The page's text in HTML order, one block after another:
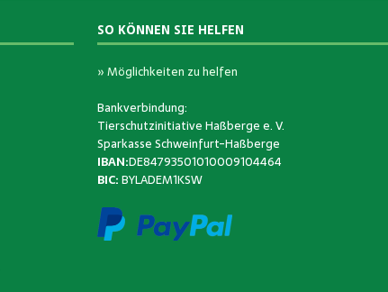
SO KÖNNEN SIE HELFEN
» Möglichkeiten zu helfen
Bankverbindung:
Tierschutzinitiative Haßberge e. V.
Sparkasse Schweinfurt-Haßberge
IBAN:DE84793501010009104464
BIC:BYLADEM1KSW